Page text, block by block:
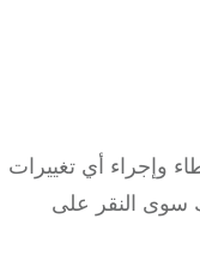
وإجراء أي تغييرات
سوى النقر على